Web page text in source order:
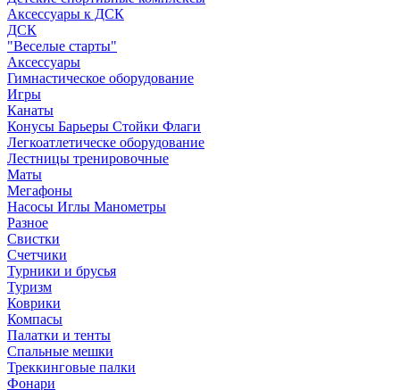
Аксессуары к ДСК
ДСК
"Веселые старты"
Аксессуары
Гимнастическое оборудование
Игры
Канаты
Конусы Барьеры Стойки Флаги
Легкоатлетическе оборудование
Лестницы тренировочные
Маты
Мегафоны
Насосы Иглы Манометры
Разное
Свистки
Счетчики
Турники и брусья
Туризм
Коврики
Компасы
Палатки и тенты
Спальные мешки
Треккинговые палки
Фонари